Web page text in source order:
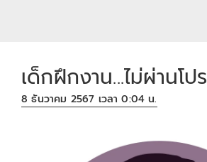
เด็กฝึกงาน...ไม่ผ่านโปร
8 ธันวาคม 2567 เวลา 0:04 น.